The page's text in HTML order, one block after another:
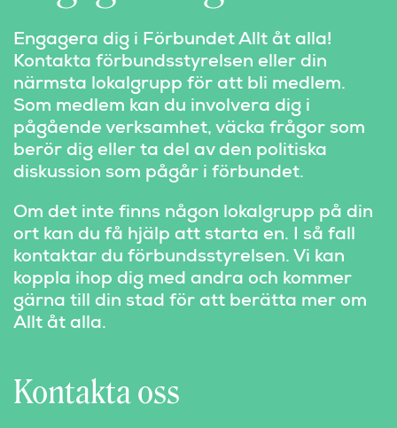
Engagera dig i Förbundet Allt åt alla!
Kontakta förbundsstyrelsen eller din
närmsta lokalgrupp för att bli medlem.
Som medlem kan du involvera dig i
pågående verksamhet, väcka frågor som
berör dig eller ta del av den politiska
diskussion som pågår i förbundet.
Om det inte finns någon lokalgrupp på din
ort kan du få hjälp att starta en. I så fall
kontaktar du förbundsstyrelsen. Vi kan
koppla ihop dig med andra och kommer
gärna till din stad för att berätta mer om
Allt åt alla.
Kontakta oss